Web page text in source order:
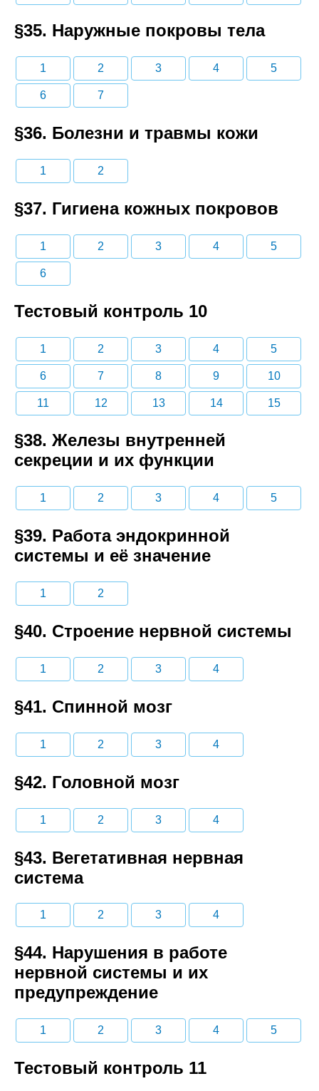
§35. Наружные покровы тела
1 2 3 4 5
6 7
§36. Болезни и травмы кожи
1 2
§37. Гигиена кожных покровов
1 2 3 4 5
6
Тестовый контроль 10
1 2 3 4 5
6 7 8 9 10
11 12 13 14 15
§38. Железы внутренней
секреции и их функции
1 2 3 4 5
§39. Работа эндокринной
системы и её значение
1 2
§40. Строение нервной системы
1 2 3 4
§41. Спинной мозг
1 2 3 4
§42. Головной мозг
1 2 3 4
§43. Вегетативная нервная
система
1 2 3 4
§44. Нарушения в работе
нервной системы и их
предупреждение
1 2 3 4 5
Тестовый контроль 11